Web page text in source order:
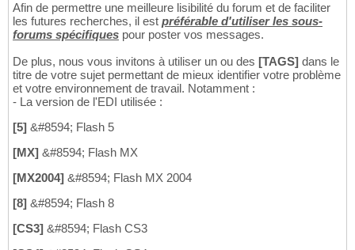
Afin de permettre une meilleure lisibilité du forum et de faciliter
les futures recherches, il est préférable d'utiliser les sous-
forums spécifiques pour poster vos messages.
De plus, nous vous invitons à utiliser un ou des [TAGS] dans le
titre de votre sujet permettant de mieux identifier votre problème
et votre environnement de travail. Notamment :
- La version de l'EDI utilisée :
[5] &#8594; Flash 5
[MX] &#8594; Flash MX
[MX2004] &#8594; Flash MX 2004
[8] &#8594; Flash 8
[CS3] &#8594; Flash CS3